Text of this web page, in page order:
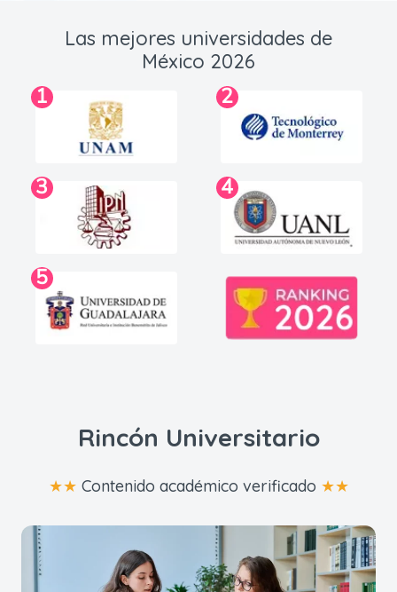
Las mejores universidades de
México 2026
1 2
3 4
5
Rincón Universitario
★★ Contenido académico verificado ★★